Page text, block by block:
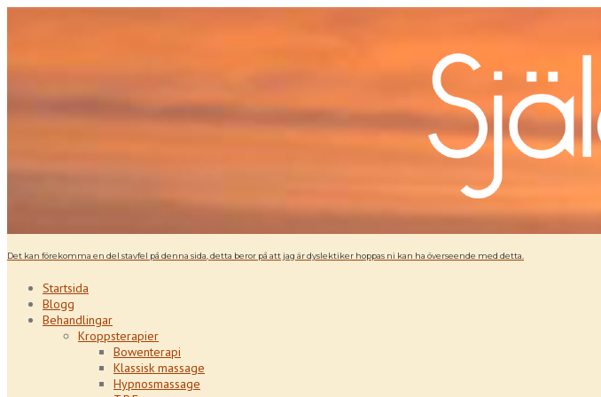
Det kan förekomma en del stavfel på denna sida, detta beror på att jag är dyslektiker hoppas ni kan ha överseende med detta.
Startsida
Blogg
Behandlingar
Kroppsterapier
Bowenterapi
Klassisk massage
Hypnosmassage